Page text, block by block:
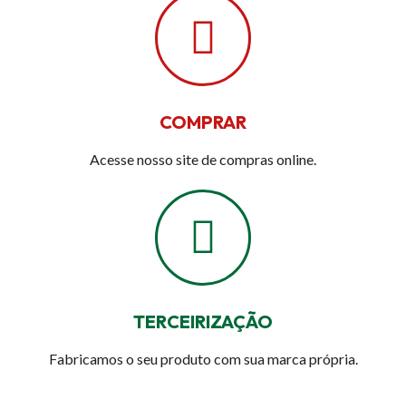
COMPRAR
Acesse nosso site de compras online.
TERCEIRIZAÇÃO
Fabricamos o seu produto com sua marca própria.